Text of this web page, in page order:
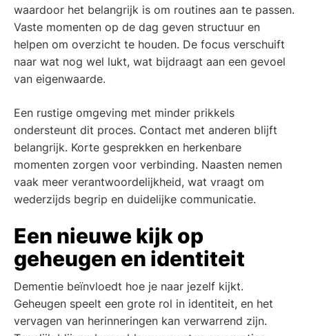
waardoor het belangrijk is om routines aan te passen.
Vaste momenten op de dag geven structuur en
helpen om overzicht te houden. De focus verschuift
naar wat nog wel lukt, wat bijdraagt aan een gevoel
van eigenwaarde.
Een rustige omgeving met minder prikkels
ondersteunt dit proces. Contact met anderen blijft
belangrijk. Korte gesprekken en herkenbare
momenten zorgen voor verbinding. Naasten nemen
vaak meer verantwoordelijkheid, wat vraagt om
wederzijds begrip en duidelijke communicatie.
Een nieuwe kijk op
geheugen en identiteit
Dementie beïnvloedt hoe je naar jezelf kijkt.
Geheugen speelt een grote rol in identiteit, en het
vervagen van herinneringen kan verwarrend zijn.